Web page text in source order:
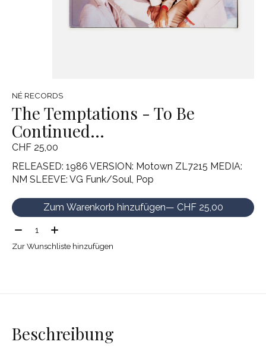
NÉ RECORDS
The Temptations - To Be
Continued…
CHF 25,00
RELEASED: 1986 VERSION: Motown ZL7215 MEDIA:
NM SLEEVE: VG Funk/Soul, Pop
Zum Warenkorb hinzufügen
— CHF 25,00
Menge:
Zur Wunschliste hinzufügen
Beschreibung